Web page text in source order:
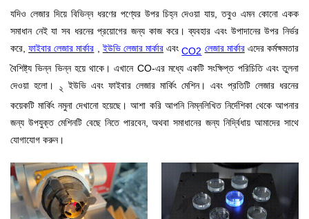
যদিও লেজার দিয়ে বিভিন্ন ধরণের পণ্যের উপর চিহ্ন দেওয়া যায়, তবুও এমন কোনো একক
সমাধান নেই যা সব ধরনের প্রয়োগের জন্য কাজ করে। ব্যবহার এবং উপাদানের উপর নির্ভর
করে, ফাইবার লেজার মার্কার ইউভি লেজার মার্কার এবং CO2 লেজার মার্কারএদের কর্মক্ষমতার
বৈশিষ্ট্য ভিন্ন ভিন্ন হয়ে থাকে। এখানে CO-এর মধ্যে একটি সংক্ষিপ্ত পরিচিতি এবং তুলনা
দেওয়া হলো। ২ ইউভি এবং ফাইবার লেজার মার্কিং মেশিন। এবং প্রতিটি লেজার ধরনের
কয়েকটি মার্কিং নমুনা দেখানো হয়েছে। আশা করি আপনি নিম্নলিখিত নির্দেশিকা থেকে আপনার
জন্য উপযুক্ত মেশিনটি বেছে নিতে পারবেন, অথবা সমাধানের জন্য নির্দ্বিধায় আমাদের সাথে
যোগাযোগ করুন।